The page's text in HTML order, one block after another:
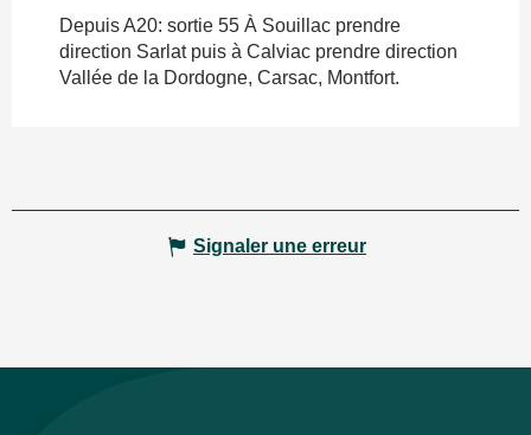
Depuis A20: sortie 55 À Souillac prendre
direction Sarlat puis à Calviac prendre direction
Vallée de la Dordogne, Carsac, Montfort.
Signaler une erreur